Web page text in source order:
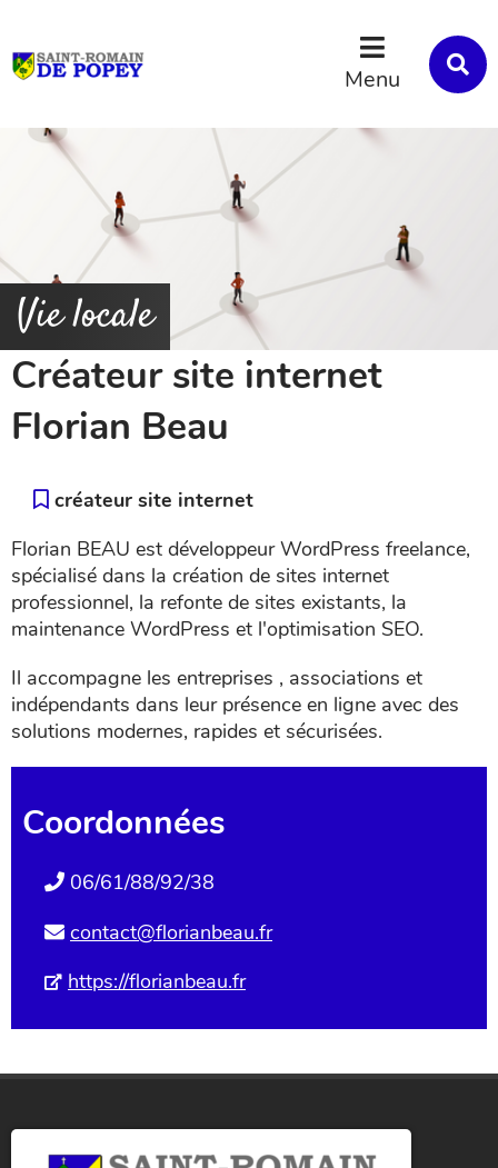
Menu
Vie locale
Créateur site internet
Florian Beau
créateur site internet
Florian BEAU est développeur WordPress freelance,
spécialisé dans la création de sites internet
professionnel, la refonte de sites existants, la
maintenance WordPress et l'optimisation SEO.
Il accompagne les entreprises , associations et
indépendants dans leur présence en ligne avec des
solutions modernes, rapides et sécurisées.
Coordonnées
06/61/88/92/38
contact@florianbeau.fr
https://florianbeau.fr